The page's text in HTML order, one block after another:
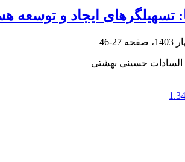
تسهیلگرهای ایجاد و توسعه
27-46
حسینی بهشتی